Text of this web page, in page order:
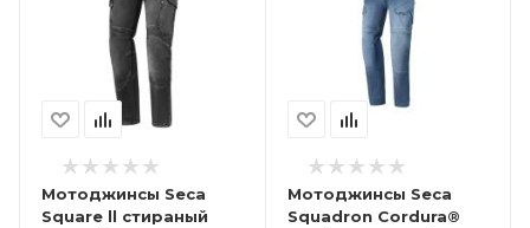
Мотоджинсы Seca
Square ll стираный
Мотоджинсы Seca
Squadron Cordura®